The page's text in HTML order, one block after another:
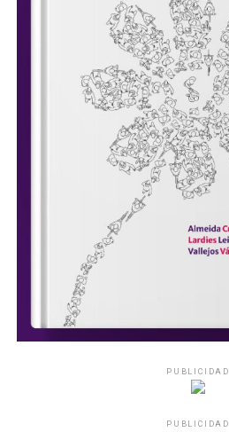
PUBLICIDAD
PUBLICIDAD